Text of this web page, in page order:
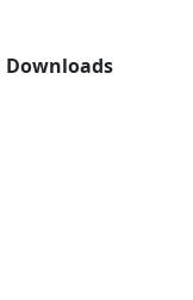
Downloads